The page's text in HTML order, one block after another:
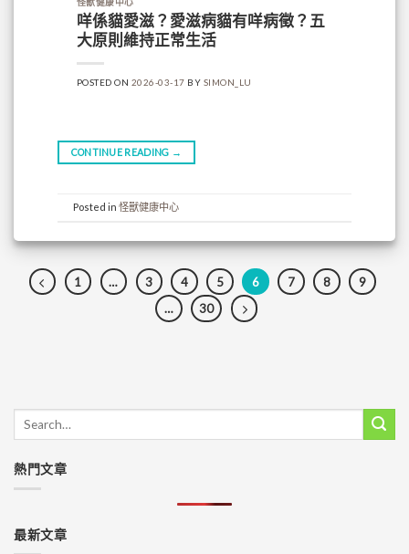
熱門文章
最新文章
咩係貓愛滋？愛滋病貓有咩病徵？五
大原則維持正常生活
POSTED ON 2026-03-17 BY SIMON_LU
CONTINUE READING →
Posted in 怪獸健康中心
1 … 3 4 5 6 7 8
9
…
30